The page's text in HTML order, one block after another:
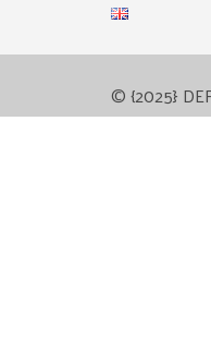
© {2025}